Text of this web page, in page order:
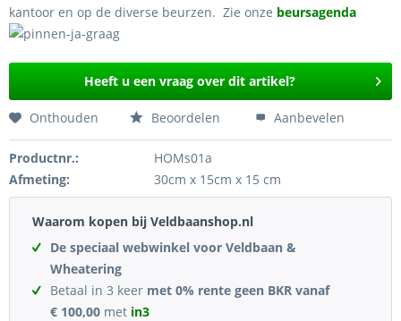
kantoor en op de diverse beurzen. Zie onze beursagenda
Heeft u een vraag over dit artikel?
Onthouden Beoordelen Aanbevelen
Productnr.:
HOMs01a
Afmeting:
30cm x 15cm x 15 cm
Waarom kopen bij Veldbaanshop.nl
De speciaal webwinkel voor Veldbaan &
Wheatering
Betaal in 3 keer met 0% rente geen BKR vanaf
€ 100,00 met in3